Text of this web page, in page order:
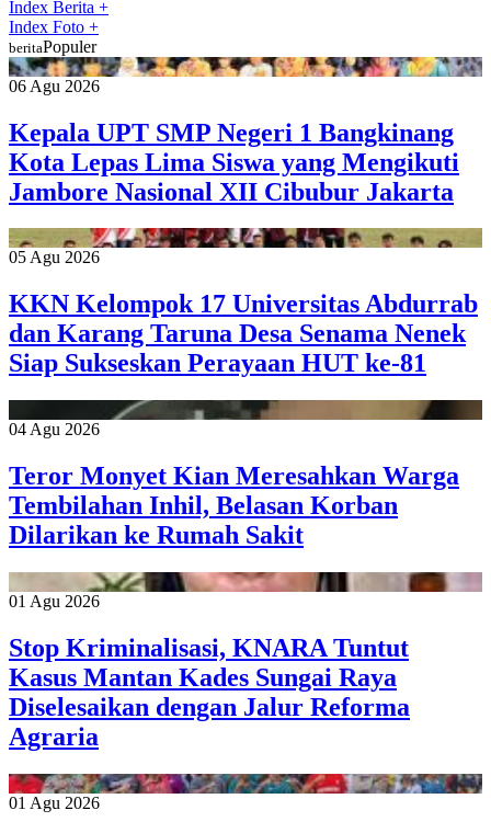
Index Berita +
Index Foto +
beritaPopuler
06 Agu 2026
Kepala UPT SMP Negeri 1 Bangkinang
Kota Lepas Lima Siswa yang Mengikuti
Jambore Nasional XII Cibubur Jakarta
05 Agu 2026
KKN Kelompok 17 Universitas Abdurrab
dan Karang Taruna Desa Senama Nenek
Siap Sukseskan Perayaan HUT ke-81
04 Agu 2026
Teror Monyet Kian Meresahkan Warga
Tembilahan Inhil, Belasan Korban
Dilarikan ke Rumah Sakit
01 Agu 2026
Stop Kriminalisasi, KNARA Tuntut
Kasus Mantan Kades Sungai Raya
Diselesaikan dengan Jalur Reforma
Agraria
01 Agu 2026